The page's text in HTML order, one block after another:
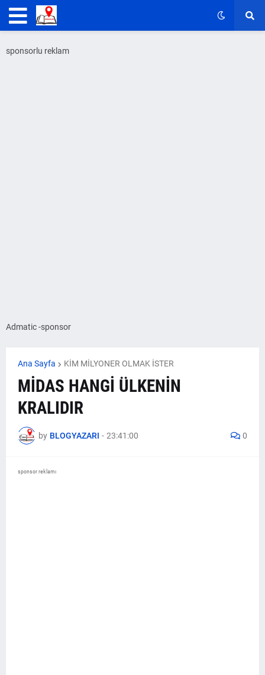
sponsorlu reklam
Admatic -sponsor
Ana Sayfa KİM MİLYONER OLMAK İSTER
MİDAS HANGİ ÜLKENİN
KRALIDIR
by BLOGYAZARI - 23:41:00 0
sponsor reklamı